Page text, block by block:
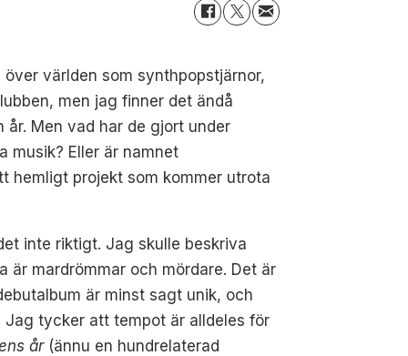
världen som synthpopstjärnor,
men jag finner det ändå
Men vad har de gjort under
musik? Eller är namnet
hemligt projekt som kommer utrota
inte riktigt. Jag skulle beskriva
mardrömmar och mördare. Det är
är minst sagt unik, och
Jag tycker att tempot är alldeles för
år(ännu en hundrelaterad